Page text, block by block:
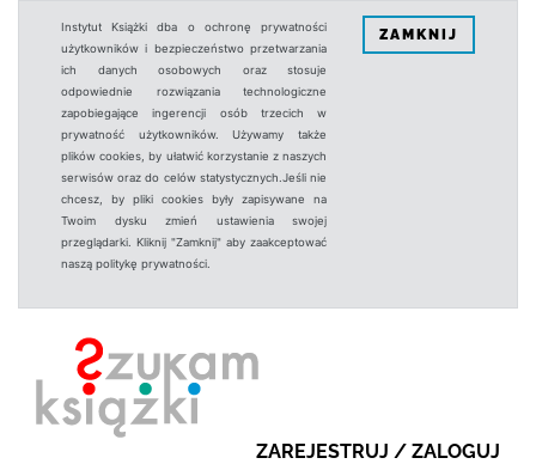
Instytut Książki dba o ochronę prywatności
użytkowników i bezpieczeństwo przetwarzania
ich danych osobowych oraz stosuje
odpowiednie rozwiązania technologiczne
zapobiegające ingerencji osób trzecich w
prywatność użytkowników. Używamy także
plików cookies, by ułatwić korzystanie z naszych
serwisów oraz do celów statystycznych.Jeśli nie
chcesz, by pliki cookies były zapisywane na
Twoim dysku zmień ustawienia swojej
przeglądarki. Kliknij "Zamknij" aby zaakceptować
naszą politykę prywatności.
ZAMKNIJ
ZAREJESTRUJ / ZALOGUJ